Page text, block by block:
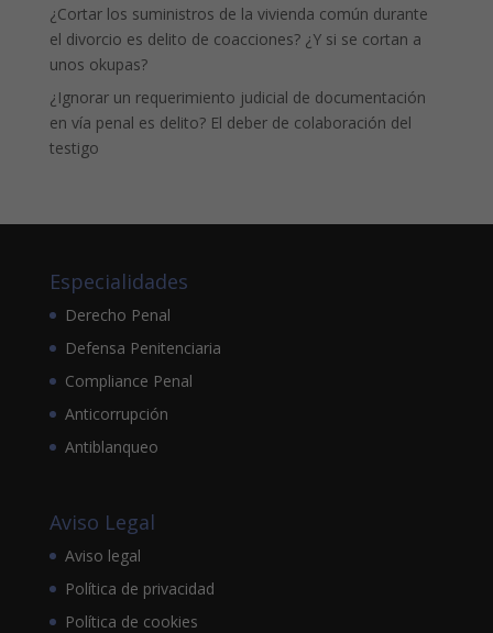
¿Cortar los suministros de la vivienda común durante
el divorcio es delito de coacciones? ¿Y si se cortan a
unos okupas?
¿Ignorar un requerimiento judicial de documentación
en vía penal es delito? El deber de colaboración del
testigo
Especialidades
Derecho Penal
Defensa Penitenciaria
Compliance Penal
Anticorrupción
Antiblanqueo
Aviso Legal
Aviso legal
Política de privacidad
Política de cookies